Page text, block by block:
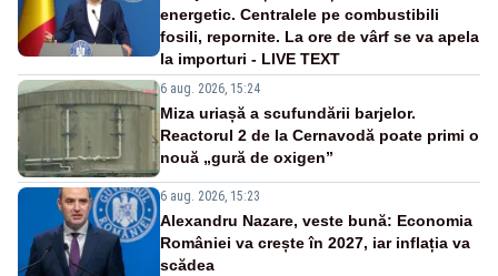
energetic. Centralele pe combustibili
fosili, repornite. La ore de vârf se va apela
la importuri - LIVE TEXT
6 aug. 2026, 15:24
Miza uriașă a scufundării barjelor.
Reactorul 2 de la Cernavodă poate primi o
nouă „gură de oxigen”
6 aug. 2026, 15:23
Alexandru Nazare, veste bună: Economia
României va crește în 2027, iar inflația va
scădea